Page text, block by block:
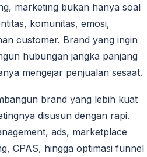
marketing bukan hanya soal
komunitas, emosi,
customer. Brand yang ingin
hubungan jangka panjang
mengejar penjualan sesaat.
brand yang lebih kuat
disusun dengan rapi.
ads, marketplace
CPAS, hingga optimasi funnel